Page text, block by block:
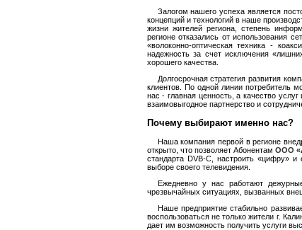
Залогом нашего успеха является
концепций и технологий в наше
жизни жителей региона, степень
регионе отказались от использования
«волоконно-оптическая техника -
надежность за счет исключения
хорошего качества.
Долгосрочная стратегия развития
клиентов. По одной линии потребитель
нас - главная ценность, а качество
взаимовыгодное партнерство и
Почему выбирают именно нас?
Наша компания первой в регионе
открыто, что позволяет АбонентамООО
стандарта DVB-C, настроить «цифру»
выборе своего телевидения.
Ежедневно у нас работают
чрезвычайных ситуациях, вызванных
Наше предприятие стабильно
воспользоваться не только жители г.
дает им возможность получить услуги